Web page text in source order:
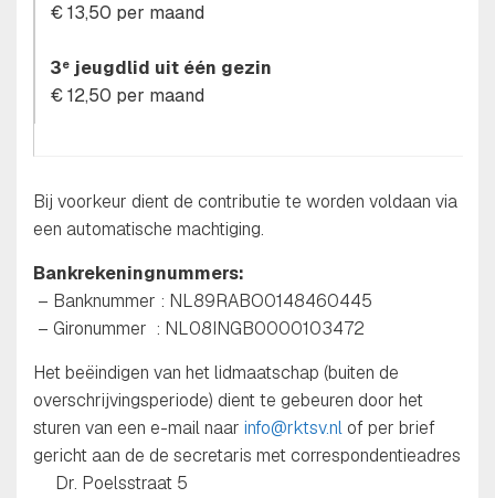
€ 13,50 per maand
3e jeugdlid uit één gezin
€ 12,50 per maand
Bij voorkeur dient de contributie te worden voldaan via
een automatische machtiging.
Bankrekeningnummers:
– Banknummer : NL89RABO0148460445
– Gironummer : NL08INGB0000103472
Het beëindigen van het lidmaatschap (buiten de
overschrijvingsperiode) dient te gebeuren door het
sturen van een e-mail naar info@rktsv.nlof per brief
gericht aan de de secretaris met correspondentieadres
Dr. Poelsstraat 5